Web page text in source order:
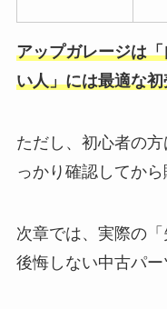
アップガレージは
い人」には最適な
ただし、初心者の
っかり確認してから
次章では、実際の「
後悔しない中古パー